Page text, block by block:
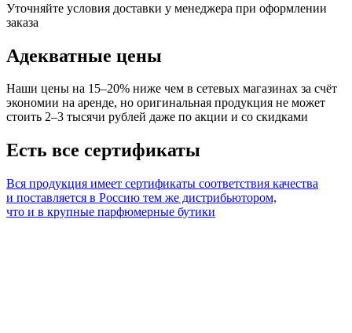
Уточняйте условия доставки у менеджера при оформлении
заказа
Адекватные цены
Наши цены на 15–20% ниже чем в сетевых магазинах за счёт
экономии на аренде, но оригинальная продукция не может
стоить 2–3 тысячи рублей даже по акции и со скидками
Есть все сертификаты
Вся продукция имеет сертификаты соответствия качества
и поставляется в Россию тем же дистрибьютором,
что и в крупные парфюмерные бутики